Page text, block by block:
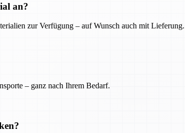
an?
zur Verfügung – auf Wunsch auch mit Lieferung.
– ganz nach Ihrem Bedarf.